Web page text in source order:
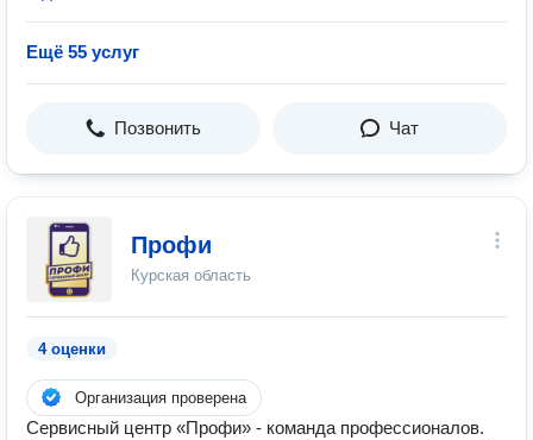
Ещё 55 услуг
Позвонить Чат
Профи
Курская область
4 оценки
Организация проверена
Сервисный центр «Профи» - команда профессионалов.